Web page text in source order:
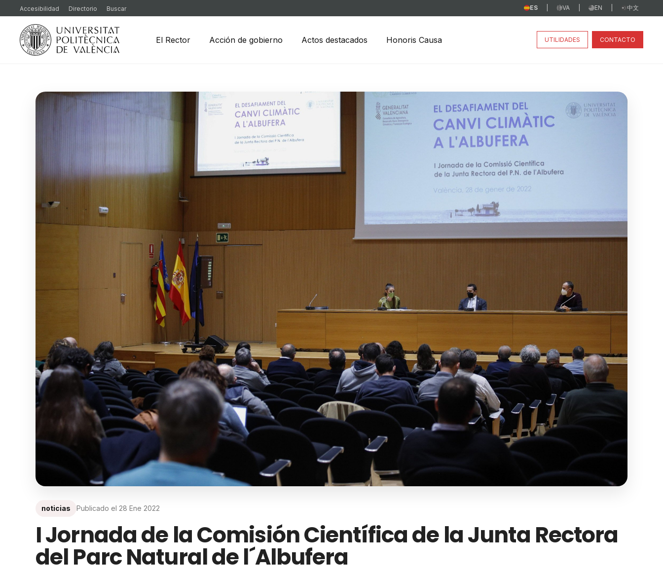
Accesibilidad Directorio Buscar ES VA EN 中文
El Rector Acción de gobierno Actos destacados Honoris Causa UTILIDADES CONTACTO
noticias Publicado el 28 Ene 2022
I Jornada de la Comisión Científica de la Junta Rectora
del Parc Natural de l´Albufera